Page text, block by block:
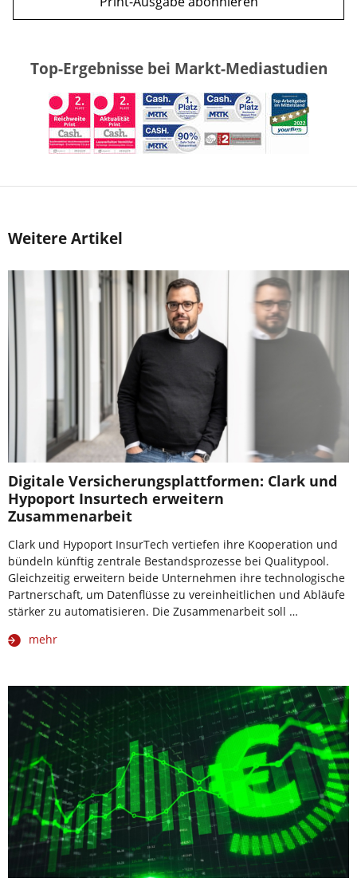
Top-Ergebnisse bei Markt-Mediastudien
Weitere Artikel
Digitale Versicherungsplattformen: Clark und
Hypoport Insurtech erweitern
Zusammenarbeit
Clark und Hypoport InsurTech vertiefen ihre Kooperation und
bündeln künftig zentrale Bestandsprozesse bei Qualitypool.
Gleichzeitig erweitern beide Unternehmen ihre technologische
Partnerschaft, um Datenflüsse zu vereinheitlichen und Abläufe
stärker zu automatisieren. Die Zusammenarbeit soll …
mehr